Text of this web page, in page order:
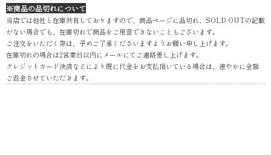
※商品の品切れについて
当店では他社と在庫共有しておりますので、商品ページに品切れ、SOLD OUTの記載
がない場合でも、在庫切れで商品をご用意できないこともございます。
ご注文をいただく際は、予めご了承くださいますようお願い申し上げます。
在庫切れの場合は2営業日以内にメールにてご連絡差し上げます。
クレジットカード決済などにより既に代金をお支払頂いている場合は、速やかに全額
ご返金させていただきます。